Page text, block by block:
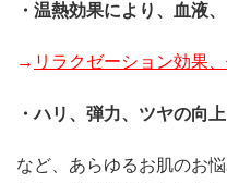
・温熱効果により、血液
→ リラクゼーション効果
・ハリ、弾力、ツヤの向上
など、あらゆるお肌のお